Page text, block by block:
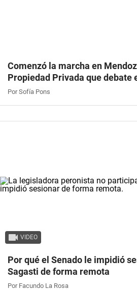
Comenzó la marcha en
Propiedad Privada que debate
Por Sofía Pons
VIDEO
Por qué el Senado le impidió
Sagasti de forma remota
Por Facundo La Rosa